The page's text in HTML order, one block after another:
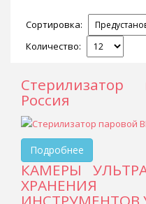
Сортировка:
Количество:
Стерилизатор
Россия
Подробнее
КАМЕРЫ
ХРАНЕНИЯ